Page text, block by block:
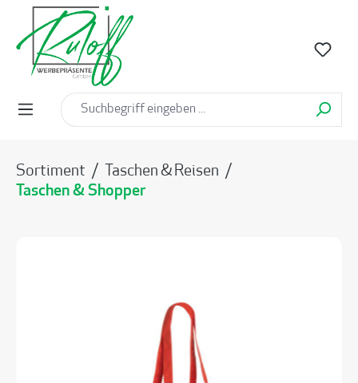
springen
Sortiment / Taschen & Reisen /
Taschen & Shopper